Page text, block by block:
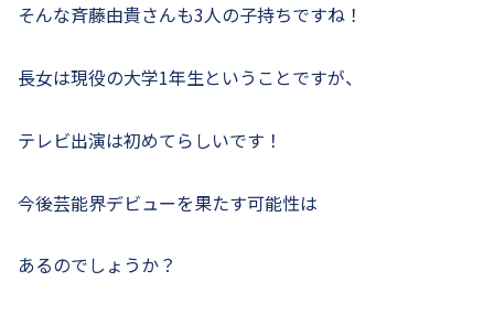
そんな斉藤由貴さんも3人の子持ちですね！
長女は現役の大学1年生ということですが、
テレビ出演は初めてらしいです！
今後芸能界デビューを果たす可能性は
あるのでしょうか？